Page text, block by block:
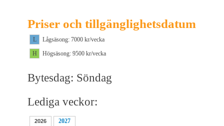
Priser och tillgänglighetsdatum
L
Lågsäsong: 7000 kr/vecka
H
Högsäsong: 9500 kr/vecka
Bytesdag: Söndag
Lediga veckor:
2026 2027